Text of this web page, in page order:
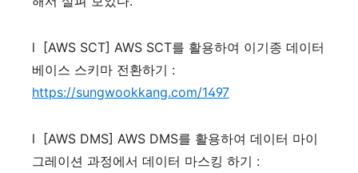
l [AWS SCT] AWS SCT를 활용하여 이기종 데이터
베이스 스키마 전환하기 :
https://sungwookkang.com/1497
l [AWS DMS] AWS DMS를 활용하여 데이터 마이
그레이션 과정에서 데이터 마스킹 하기 :